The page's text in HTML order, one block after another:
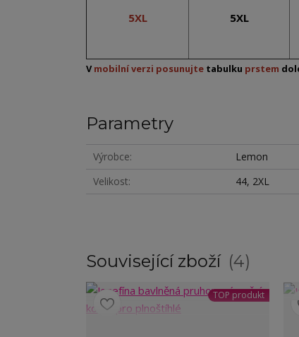
5XL 5XL
V mobilní verzi posunujte tabulku prstem
Parametry
Výrobce
Lemon
Velikost
44, 2XL
Související zboží 4
TOP produkt